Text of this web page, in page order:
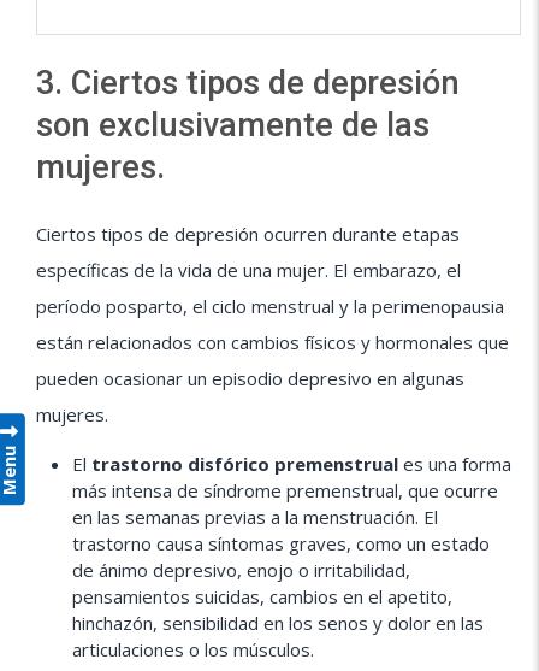
3. Ciertos tipos de depresión
son exclusivamente de las
mujeres.
Ciertos tipos de depresión ocurren durante etapas
específicas de la vida de una mujer. El embarazo, el
período posparto, el ciclo menstrual y la perimenopausia
están relacionados con cambios físicos y hormonales que
pueden ocasionar un episodio depresivo en algunas
mujeres.
El trastorno disfórico premenstrual es una forma
más intensa de síndrome premenstrual, que ocurre
en las semanas previas a la menstruación. El
trastorno causa síntomas graves, como un estado
de ánimo depresivo, enojo o irritabilidad,
pensamientos suicidas, cambios en el apetito,
hinchazón, sensibilidad en los senos y dolor en las
articulaciones o los músculos.